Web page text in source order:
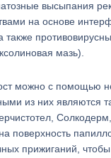
высыпания
на основе
мазь).
можно с помощью
из них являются
поверхность
прижиганий,